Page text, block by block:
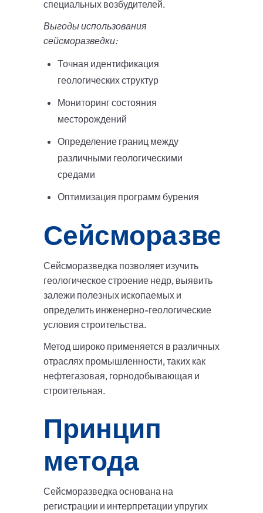
специальных возбудителей.
Выгоды использования
сейсморазведки:
Точная идентификация
геологических структур
Мониторинг состояния
месторождений
Определение границ между
различными геологическими
средами
Оптимизация программ бурения
Сейсморазведка позволяет изучить
геологическое строение недр, выявить
залежи полезных ископаемых и
определить инженерно-геологические
условия строительства.
Метод широко применяется в различных
отраслях промышленности, таких как
нефтегазовая, горнодобывающая и
строительная.
Принцип
метода
Сейсморазведка основана на
регистрации и интерпретации упругих